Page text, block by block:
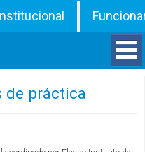
de práctica